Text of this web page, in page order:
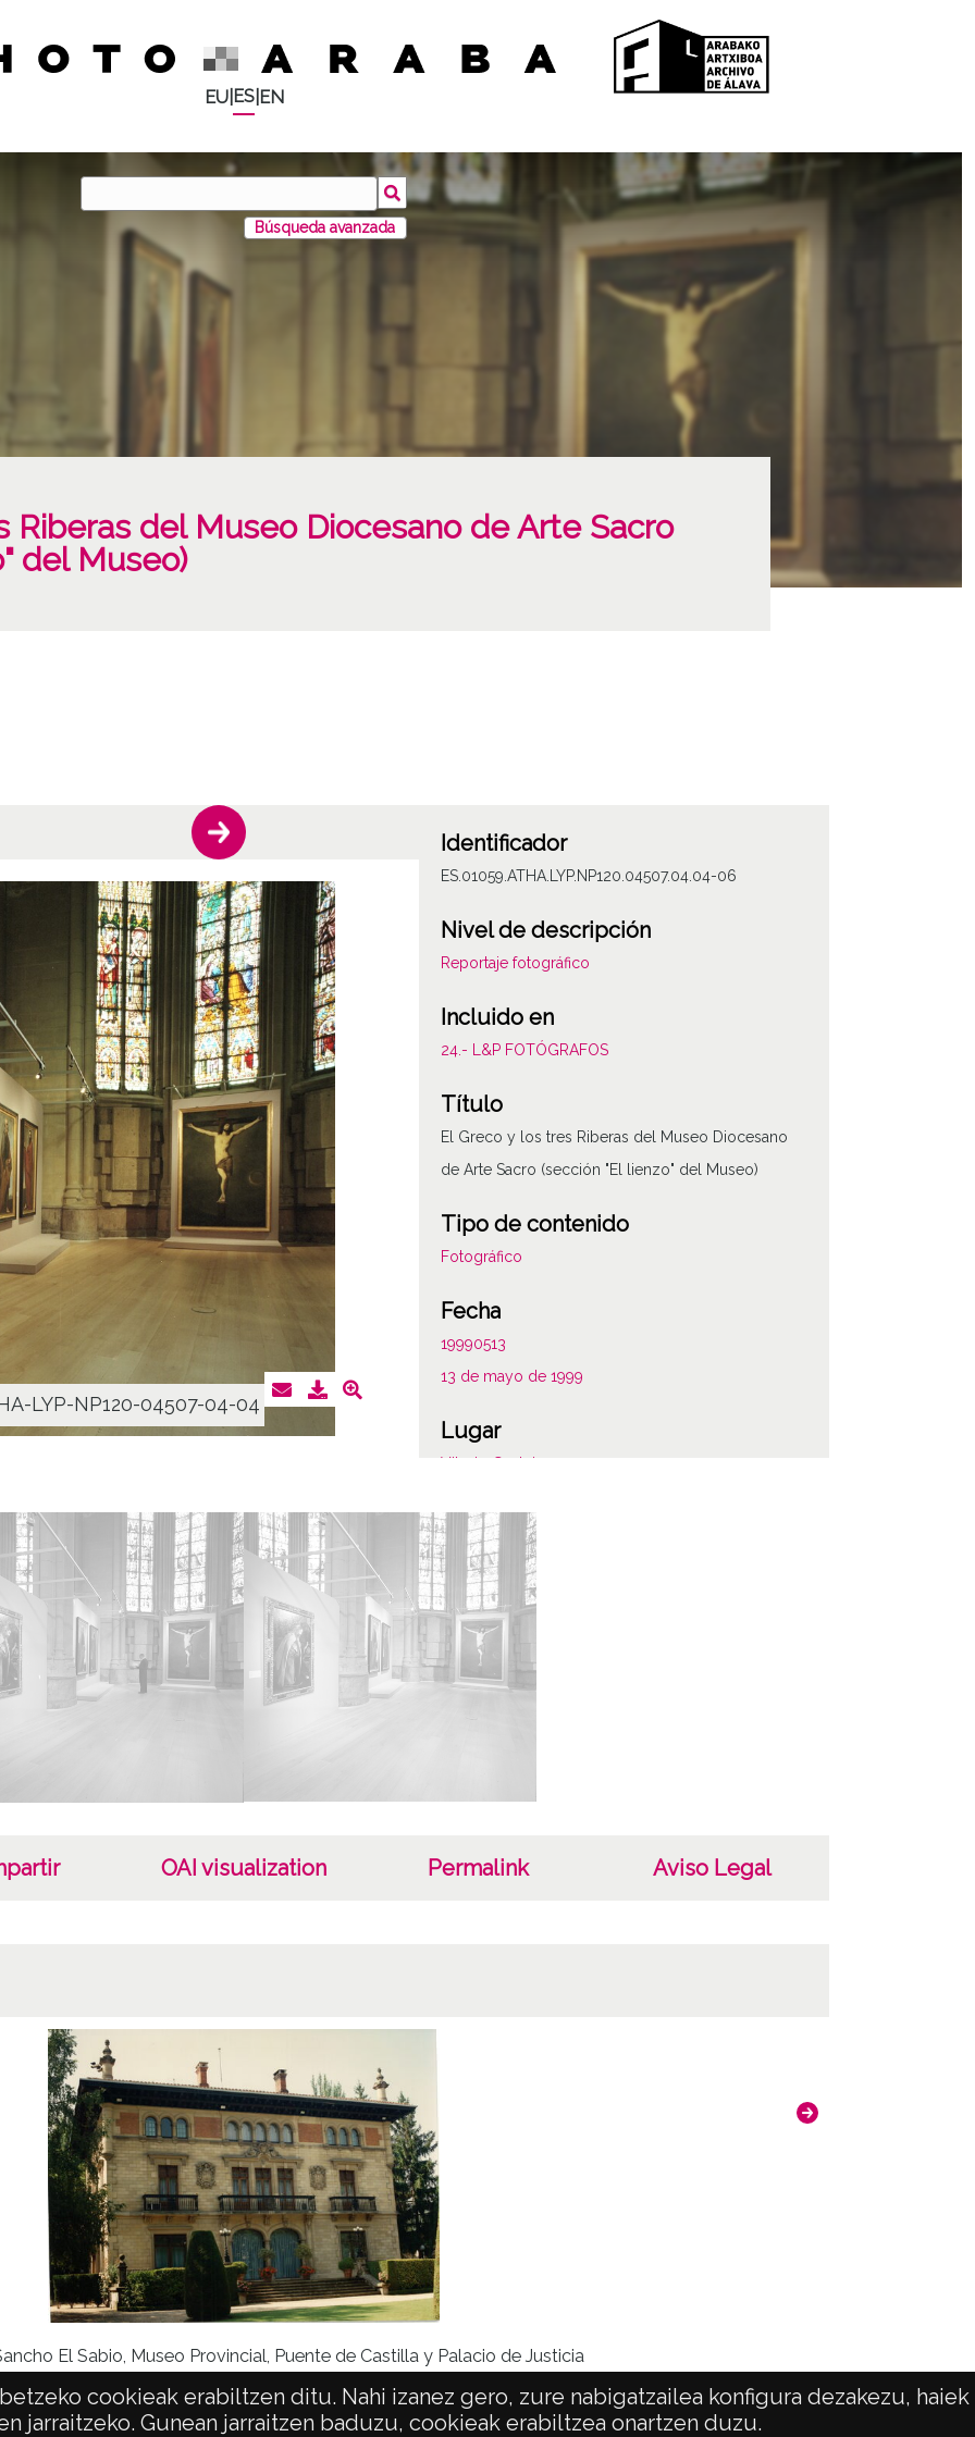
cookieak erabiltzen ditu. Nahi izanez gero, zure nabigatzailea konfigura dezakezu, haiek
jarraitzeko. Gunean jarraitzen baduzu, cookieak erabiltzea onartzen duzu.
EU| ES| EN
Búsqueda avanzada
Riberas del Museo Diocesano de Arte Sacro
del Museo)
LYP-NP120-04507-04-04
Identificador
ES.01059.ATHA.LYP.NP120.04507.04.04-06
Nivel de descripción
Reportaje fotográfico
Incluido en
24.- L&P FOTÓGRAFOS
Título
El Greco y los tres Riberas del Museo Diocesano
de Arte Sacro (sección "El lienzo" del Museo)
Tipo de contenido
Fotográfico
Fecha
19990513
13 de mayo de 1999
Lugar
Vitoria-Gasteiz
Materia
Museo Diocesano de Arte Sacro de Vitoria-Gasteiz
Licencia de las imágenes
CC BY-NC-SA 4.0
OAI visualization Permalink Aviso Legal
El Sabio, Museo Provincial, Puente de Castilla y Palacio de Justicia